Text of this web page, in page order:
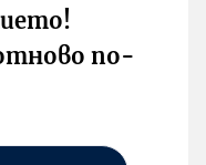
по-